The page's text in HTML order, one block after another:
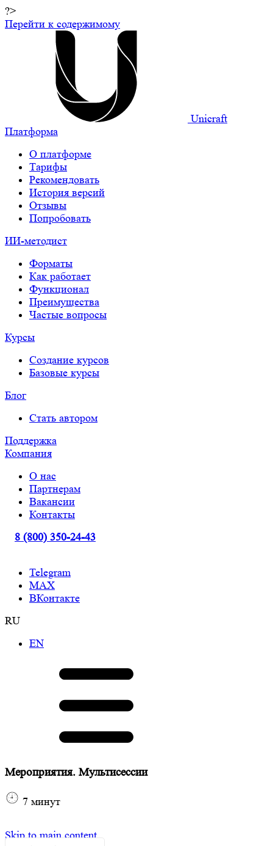
?>
Перейти к содержимому
Unicraft
Платформа
О платформе
Тарифы
Рекомендовать
История версий
Отзывы
Попробовать
ИИ-методист
Форматы
Как работает
Функционал
Преимущества
Частые вопросы
Курсы
Создание курсов
Базовые курсы
Блог
Стать автором
Поддержка
Компания
О нас
Партнерам
Вакансии
Контакты
8 (800) 350-24-43
Telegram
МАХ
ВКонтакте
RU
EN
Мероприятия. Мультисессии
7 минут
Skip to main content